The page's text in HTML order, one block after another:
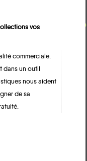
?
CONTACTEZ-NOUS !
vos
commerciale.
dans un outil
nous aident
de sa